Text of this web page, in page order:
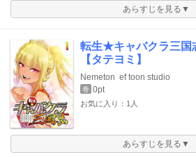
あらすじを見る▼
転生★キャバクラ三国
【タテヨミ】
Nemeton ef toon studio
巻 0pt
お気に入り：1人
あらすじを見る▼